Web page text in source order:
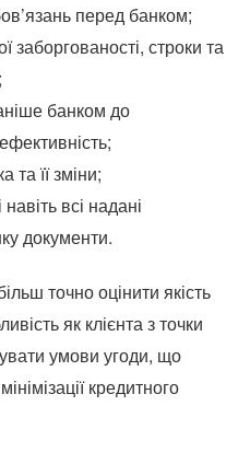
перед банком;
заборгованості, строки та
банком до
та її зміни;
всі надані
документи.
точно оцінити якість
як клієнта з точки
умови угоди, що
кредитного